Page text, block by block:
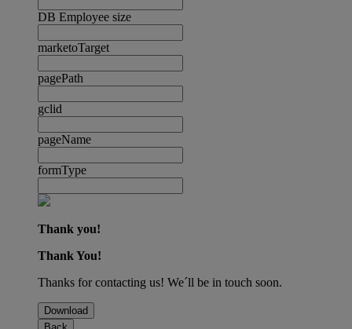
DB Employee size
marketoTarget
pagePath
gclid
pageName
formType
Thank you!
Thank You!
Thanks for contacting us! We´ll be in touch soon.
Download